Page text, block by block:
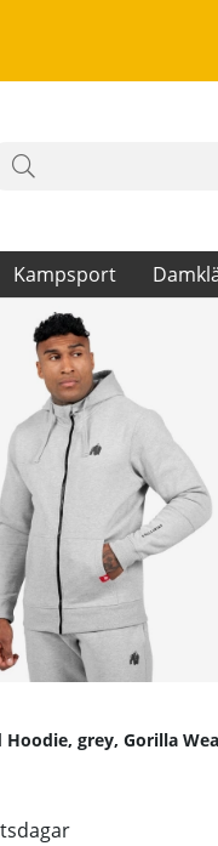
Kampsport
Hoodie, grey, Gorilla